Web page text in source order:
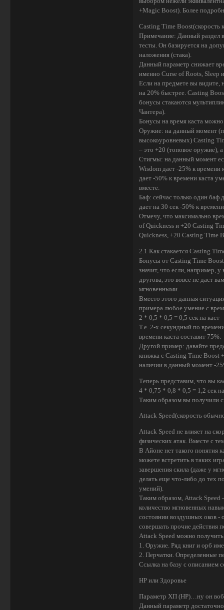
+Magic Boost). Более
Casting Time Boost(скорость
Примечание: Данный раздел
тесты. Он базируется на
наложения (стака).
Данный параметр снижает
именно Curse of Roots, Sleep
Если на предмете вы видите,
на 20% быстрее. Casting
бонусы стакаются
Чантера).
Бонусы на время каста
Оружие: на данный момент
высокоуровневых) Casting
– это +20 (топовое оружие),
Стигмы: на данный момент
Wisdom дает -25% к времени
дает -50% к времени каста
вместе.
Баф: сейчас только один баф
дает на 30 сек -50% к
Отмечу, что максимально
of Quickness и +20 Casting
Quickness, +20 Casting Time
2.1 Как стакается Casting
Бонусы от Casting Time
значит, что если, например,
другова, это вовсе не даст
мгновенными.
Вместо этого данная
примера любое умение с
2 * 0,5 * 0,5 = 0,5 сек на каст
Т.е. 2-х секундный по
времени каста составит 75%.
Другой пример: давайте
книжка с Casting Time Boost
наличии в данный момент -
Теперь представим, что вы
4 * 0,75 * 0,8 * 0,5 = 1,2 сек
Таким образом вы получили
Attack Speed(скорость
Attack Speed не влияет на
физических атак. Вместе с
В Айоне нет такого понятия
можете встретить в таких
завершения скила (даже у
делать еще что-либо до тех
умений).
Таким образом, Attack Speed
количество мгновенных
состоянии воздушных оков -
совершать прочие действия
Attack Speed можно получить
1. Оружие. Ряд книг и орб
2. Перчатки. Определенные
Ссылка на базу с описанием
НР или Здоровье
Параметр ХП (HP)…ну он
Данный параметр